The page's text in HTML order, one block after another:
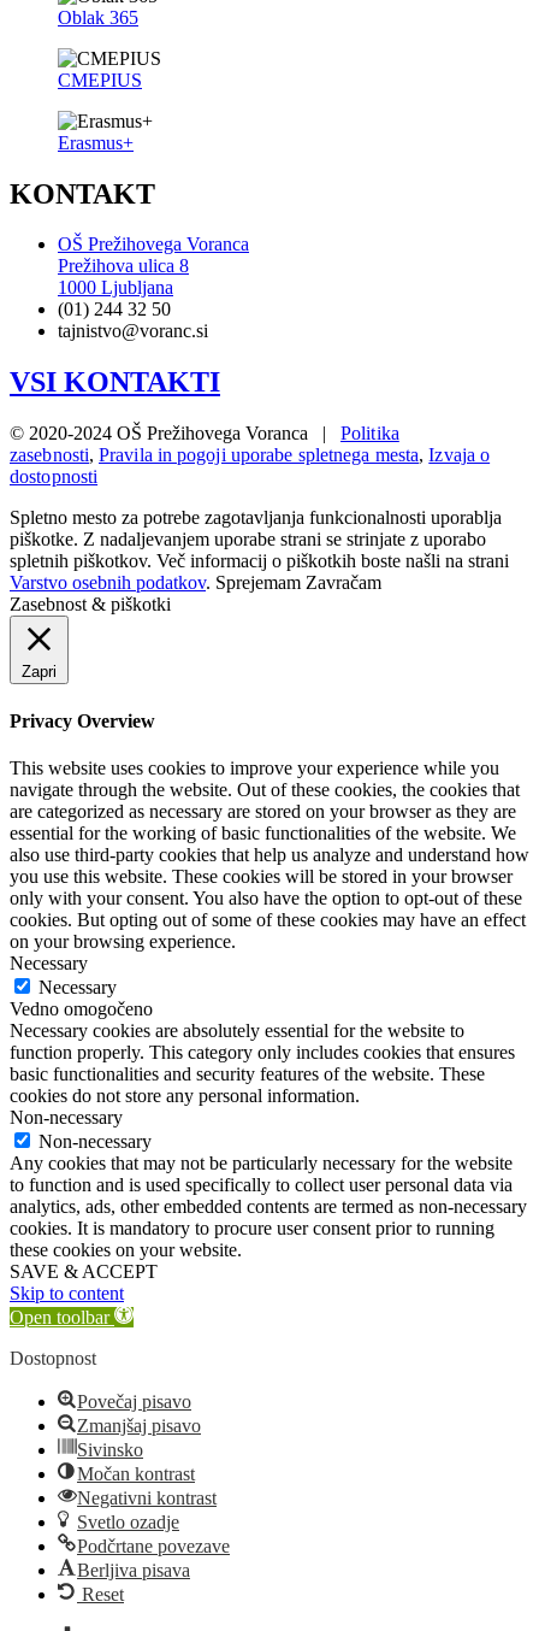
Oblak 365
CMEPIUS
Erasmus+
KONTAKT
OŠ Prežihovega Voranca
Prežihova ulica 8
1000 Ljubljana
(01) 244 32 50
tajnistvo@voranc.si
VSI KONTAKTI
© 2020-2024 OŠ Prežihovega Voranca | Politika
zasebnosti, Pravila in pogoji uporabe spletnega mesta,Izvaja o
dostopnosti
Spletno mesto za potrebe zagotavljanja funkcionalnosti uporablja
piškotke. Z nadaljevanjem uporabe strani se strinjate z uporabo
spletnih piškotkov. Več informacij o piškotkih boste našli na strani
Varstvo osebnih podatkov. Sprejemam Zavračam
Zasebnost & piškotki
Zapri
Privacy Overview
This website uses cookies to improve your experience while you
navigate through the website. Out of these cookies, the cookies that
are categorized as necessary are stored on your browser as they are
essential for the working of basic functionalities of the website. We
also use third-party cookies that help us analyze and understand how
you use this website. These cookies will be stored in your browser
only with your consent. You also have the option to opt-out of these
cookies. But opting out of some of these cookies may have an effect
on your browsing experience.
Necessary
Necessary
Vedno omogočeno
Necessary cookies are absolutely essential for the website to
function properly. This category only includes cookies that ensures
basic functionalities and security features of the website. These
cookies do not store any personal information.
Non-necessary
Non-necessary
Any cookies that may not be particularly necessary for the website
to function and is used specifically to collect user personal data via
analytics, ads, other embedded contents are termed as non-necessary
cookies. It is mandatory to procure user consent prior to running
these cookies on your website.
SAVE & ACCEPT
Skip to content
Open toolbar
Dostopnost
Povečaj pisavo
Zmanjšaj pisavo
Sivinsko
Močan kontrast
Negativni kontrast
Svetlo ozadje
Podčrtane povezave
Berljiva pisava
Reset